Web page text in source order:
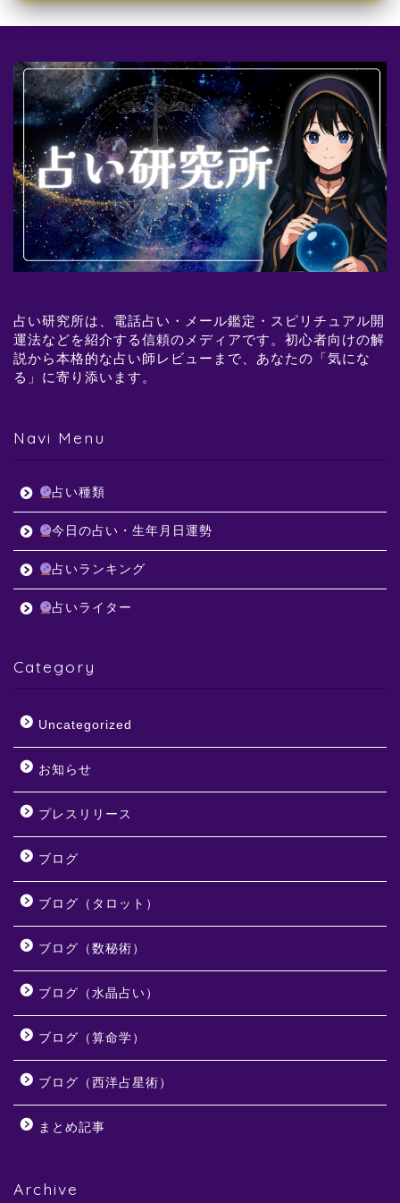
占い研究所は、電話占い・メール鑑定・スピリチュアル開
運法などを紹介する信頼のメディアです。初心者向けの解
説から本格的な占い師レビューまで、あなたの「気にな
る」に寄り添います。
Navi Menu
占い種類
今日の占い・生年月日運勢
占いランキング
占いライター
Category
Uncategorized
お知らせ
プレスリリース
ブログ
ブログ（タロット）
ブログ（数秘術）
ブログ（水晶占い）
ブログ（算命学）
ブログ（西洋占星術）
まとめ記事
Archive